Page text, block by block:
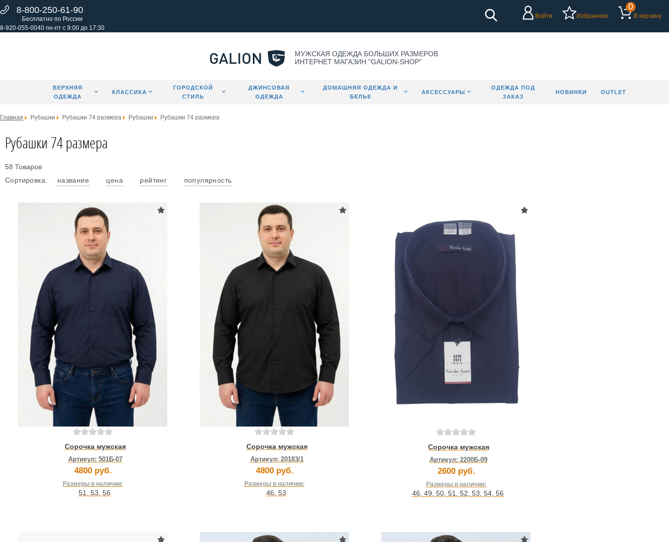
8-800-250-61-90
Бесплатно по России
8-920-055-0040 пн-пт с 9:00 до 17:30
Войти Избранное
0
В корзину
МУЖСКАЯ ОДЕЖДА БОЛЬШИХ РАЗМЕРОВ
ИНТЕРНЕТ МАГАЗИН "GALION-SHOP"
ВЕРХНЯЯ
ОДЕЖДА
КЛАССИКА
ГОРОДСКОЙ
СТИЛЬ
ДЖИНСОВАЯ
ОДЕЖДА
ДОМАШНЯЯ ОДЕЖДА И
БЕЛЬЕ
АКСЕССУАРЫ
ОДЕЖДА ПОД
ЗАКАЗ
НОВИНКИ OUTLET
Главная Рубашки Рубашки 74 размера Рубашки Рубашки 74 размера
Рубашки 74 размера
Сортировка: название цена рейтинг популярность
58 Товаров
Сорочка мужская
Артикул: 501Б-07
4800 руб.
Размеры в наличии:
51 53 56
Сорочка мужская
Артикул: 20183/1
4800 руб.
Размеры в наличии:
46 53
Сорочка мужская
Артикул: 2200Б-09
2600 руб.
Размеры в наличии:
46 49 50, 51 52 53 54, 56